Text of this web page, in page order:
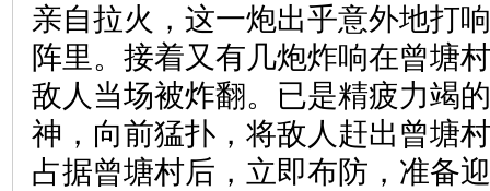
亲自拉火，这一炮出乎意外地打
阵里。接着又有几炮炸响在曾塘
敌人当场被炸翻。已是精疲力竭
神，向前猛扑，将敌人赶出曾塘
占据曾塘村后，立即布防，准备